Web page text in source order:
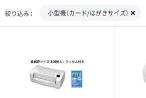
絞り込み 小型機（カード/はがきサイズ）